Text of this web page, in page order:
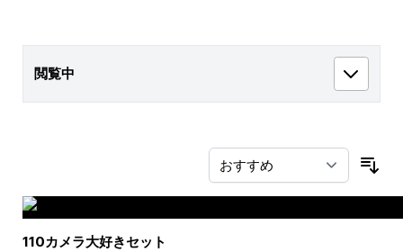
閲覧中
110カメラ大好きセット